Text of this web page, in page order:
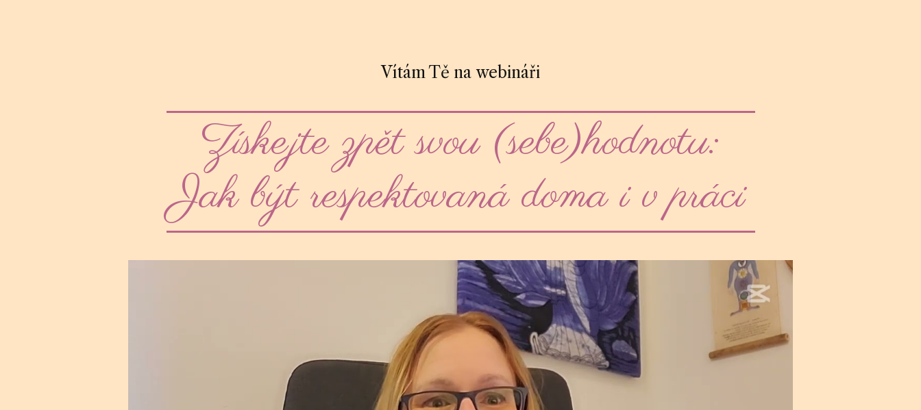
Vítám Tě na webináři
Získejte zpět svou (sebe)hodnotu:
Jak být respektovaná doma i v práci